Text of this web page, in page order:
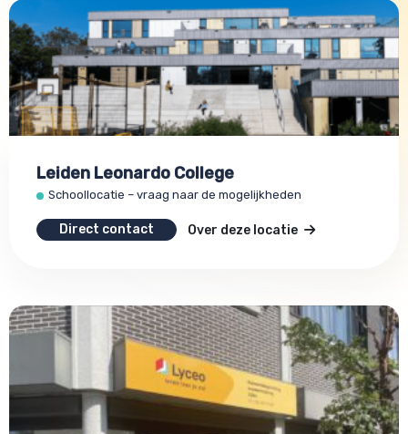
Leiden Leonardo College
Schoollocatie – vraag naar de mogelijkheden
Direct contact Over deze locatie